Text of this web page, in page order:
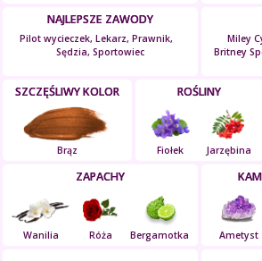
NAJLEPSZE ZAWODY
Pilot wycieczek, Lekarz, Prawnik,
Sędzia, Sportowiec
Miley
Britney
SZCZĘŚLIWY KOLOR
Brąz
ROŚLINY
Fiołek Jarzębina
ZAPACHY
Wanilia Róża Bergamotka Ametyst